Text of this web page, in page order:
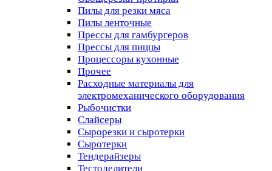
Пилы для резки мяса
Пилы ленточные
Прессы для гамбургеров
Прессы для пиццы
Процессоры кухонные
Прочее
Расходные материалы для
электромеханического оборудования
Рыбочистки
Слайсеры
Сырорезки и сыротерки
Сыротерки
Тендерайзеры
Тестоделители